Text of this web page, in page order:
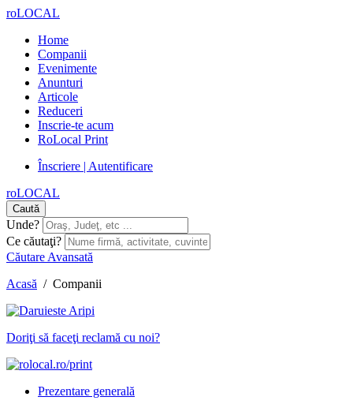
roLOCAL
Home
Companii
Evenimente
Anunturi
Articole
Reduceri
Inscrie-te acum
RoLocal Print
Înscriere | Autentificare
roLOCAL
Caută
Unde?
Ce căutaţi?
Căutare Avansată
Acasă / Companii
Doriţi să faceţi reclamă cu noi?
Prezentare generală